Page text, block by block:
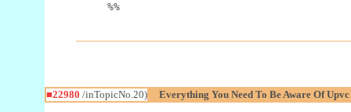
%%
■22980 /inTopicNo.20) Everything You Need To Be Aware Of